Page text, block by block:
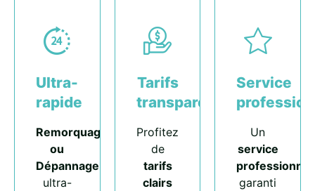
Ultra-
rapide
Remorquage
ou
Dépannage
ultra-
Tarifs
transparents
Profitez
de
tarifs
clairs
Service
Un
service
professionnel
garanti